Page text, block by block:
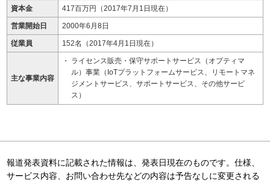
資本金 417百万円（2017年7月1日現在）
営業開始日 2000年6月8日
従業員 152名（2017年4月1日現在）
主な事業内容
ライセンス販売・保守サポートサービス（オプティマ
ル）事業（IoTプラットフォームサービス、リモートマネ
ジメントサービス、サポートサービス、その他サービ
ス）
報道発表資料に記載された情報は、発表日現在のものです。仕様、
サービス内容、お問い合わせ先などの内容は予告なしに変更される